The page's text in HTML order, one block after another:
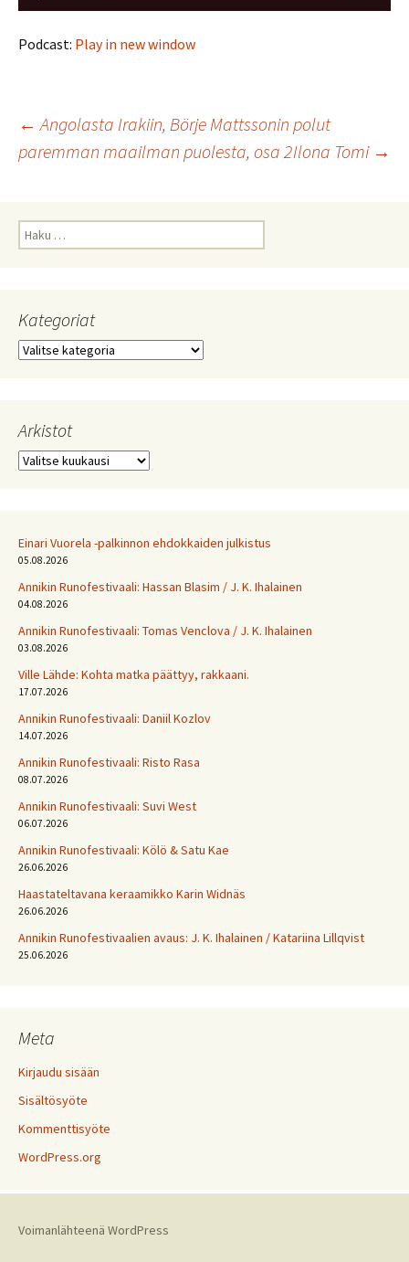
Podcast: Play in new window
Artikkelien
selaus
← Angolasta Irakiin, Börje Mattssonin polut
paremman maailman puolesta, osa 2Ilona Tomi →
Haku:
Kategoriat
Kategoriat
Arkistot
Arkistot
Einari Vuorela -palkinnon ehdokkaiden julkistus
05.08.2026
Annikin Runofestivaali: Has­san Bla­sim / J. K. Ihalainen
04.08.2026
Annikin Runofestivaali: Tomas Venclova / J. K. Ihalainen
03.08.2026
Ville Lähde: Kohta matka päättyy, rakkaani.
17.07.2026
Annikin Runofestivaali: Daniil Kozlov
14.07.2026
Annikin Runofestivaali: Risto Rasa
08.07.2026
Annikin Runofestivaali: Suvi West
06.07.2026
Annikin Runofestivaali: Kölö & Satu Kae
26.06.2026
Haastateltavana keraamikko Karin Widnäs
26.06.2026
Annikin Runofestivaalien avaus: J. K. Ihalainen / Katariina Lillqvist
25.06.2026
Meta
Kirjaudu sisään
Sisältösyöte
Kommenttisyöte
WordPress.org
Voimanlähteenä WordPress